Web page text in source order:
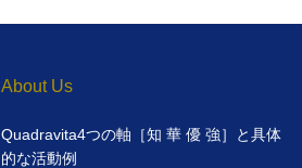
About Us
Quadravita4つの軸［知 華 優 強］と具体
的な活動例